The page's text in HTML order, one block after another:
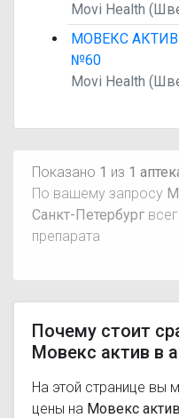
Movi Health
МОВЕКС АКТИВ
№60
Movi Health
Показано 1 из 1
По вашему запросу
Санкт-Петербург
препарата
Почему стоит
Мовекс актив в
На этой странице вы
цены на Мовекс актив